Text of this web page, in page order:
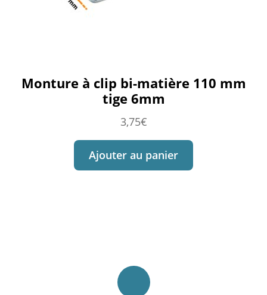
Monture à clip bi-matière 110 mm
tige 6mm
3,75€
Ajouter au panier